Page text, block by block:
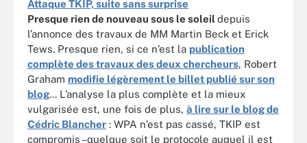
Attaque TKIP, suite sans surprise
Presque rien de nouveau sous le soleildepuis
l’annonce des travaux de MM Martin Beck et Erick
Tews. Presque rien, si ce n’est la publication
complète des travaux des deux chercheurs, Robert
Graham modifie légèrement le billet publié sur son
blog... L’analyse la plus complète et la mieux
vulgarisée est, une fois de plus, à lire sur le blog de
Cédric Blancher : WPA n’est pas cassé, TKIP est
compromis –quelque soit le protocole auquel il est